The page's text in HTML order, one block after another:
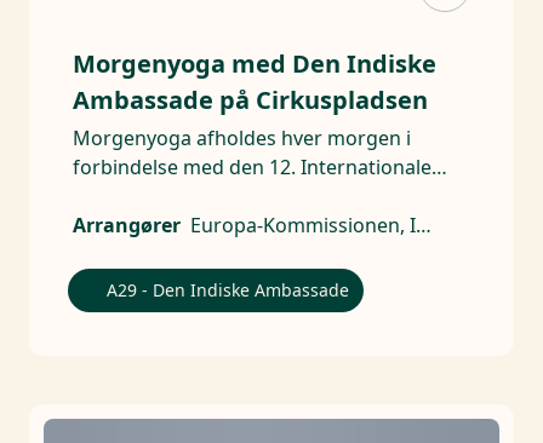
Morgenyoga med Den Indiske
Ambassade på Cirkuspladsen
Morgenyoga afholdes hver morgen i
forbindelse med den 12. Internationale
Arrangører
Europa-Kommissionen, Indisk ambassade
A29 - Den Indiske Ambassade